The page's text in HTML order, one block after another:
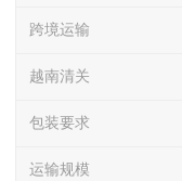
跨境运输
越南清关
包装要求
运输规模